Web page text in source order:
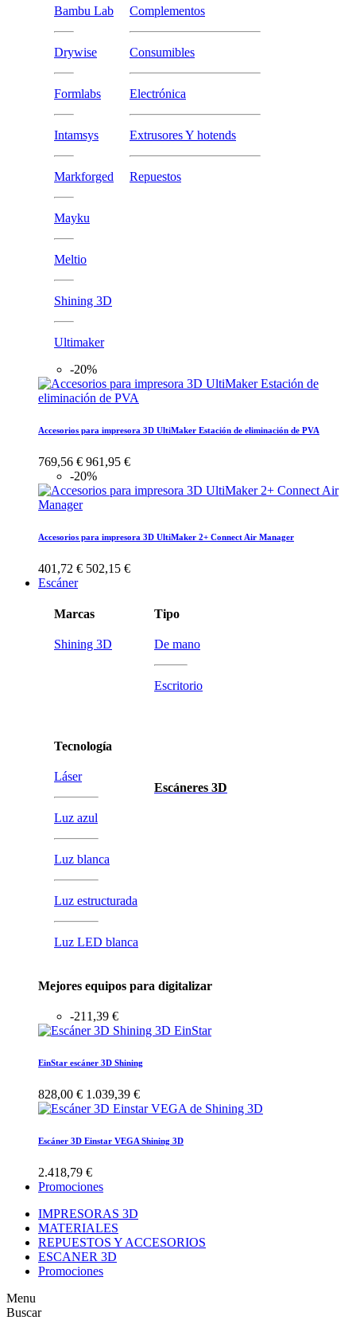
Bambu Lab
Drywise
Formlabs
Intamsys
Markforged
Mayku
Meltio
Shining 3D
Ultimaker
Complementos
Consumibles
Electrónica
Extrusores Y hotends
Repuestos
-20%
Accesorios para impresora 3D UltiMaker Estación de eliminación de PVA
769,56 € 961,95 €
-20%
Accesorios para impresora 3D UltiMaker 2+ Connect Air Manager
401,72 € 502,15 €
Escáner
Marcas
Shining 3D
Tecnología
Láser
Luz azul
Luz blanca
Luz estructurada
Luz LED blanca
Tipo
De mano
Escritorio
Escáneres 3D
Mejores equipos para digitalizar
-211,39 €
EinStar escáner 3D Shining
828,00 € 1.039,39 €
Escáner 3D Einstar VEGA Shining 3D
2.418,79 €
Promociones
IMPRESORAS 3D
MATERIALES
REPUESTOS Y ACCESORIOS
ESCANER 3D
Promociones
Menu
Buscar